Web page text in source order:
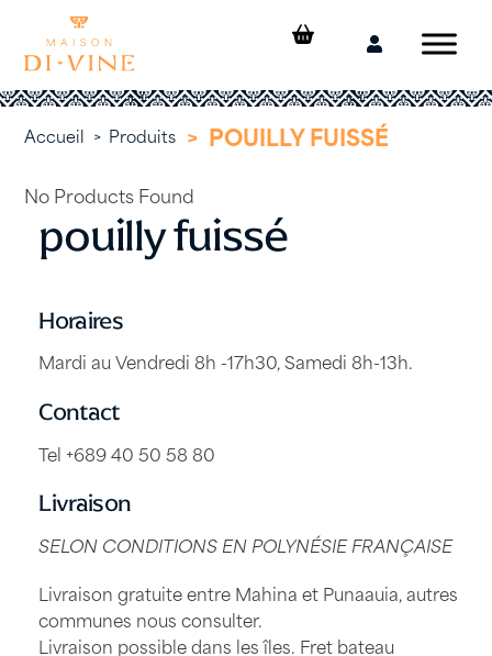
content
Mon
Accueil > Produits > POUILLY FUISSÉ
pouilly fuissé
Horaires
Mardi au Vendredi 8h -17h30, Samedi 8h-13h.
Contact
Tel +689 40 50 58 80
Livraison
SELON CONDITIONS EN POLYNÉSIE FRANÇAISE
Livraison gratuite entre Mahina et Punaauia, autres
communes nous consulter.
Livraison possible dans les îles. Fret bateau
No Products Found